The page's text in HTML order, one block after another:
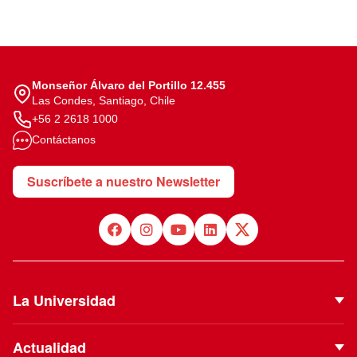
Monseñor Álvaro del Portillo 12.455
Las Condes, Santiago, Chile
+56 2 2618 1000
Contáctanos
Suscríbete a nuestro Newsletter
La Universidad
Actualidad